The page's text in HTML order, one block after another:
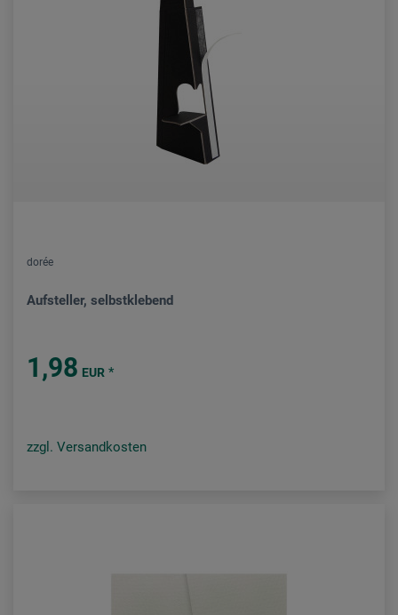
dorée
Aufsteller, selbstklebend
1,98 EUR *
zzgl. Versandkosten